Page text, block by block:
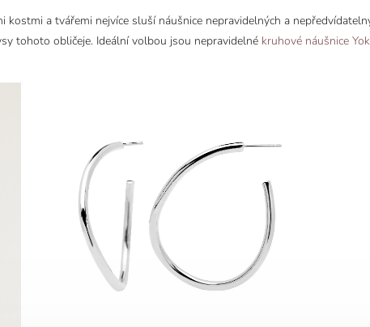
kostmi a tvářemi nejvíce sluší náušnice nepravidelných a
tohoto obličeje. Ideální volbou jsou nepravidelné kruhové náušnice